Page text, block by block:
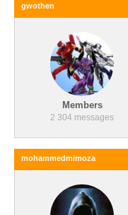
gwothen
Members
2 304 messages
mohammedmimoza